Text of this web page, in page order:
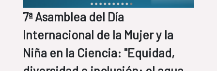
7ª Asamblea del Día
Internacional de la Mujer y la
Niña en la Ciencia: "Equidad,